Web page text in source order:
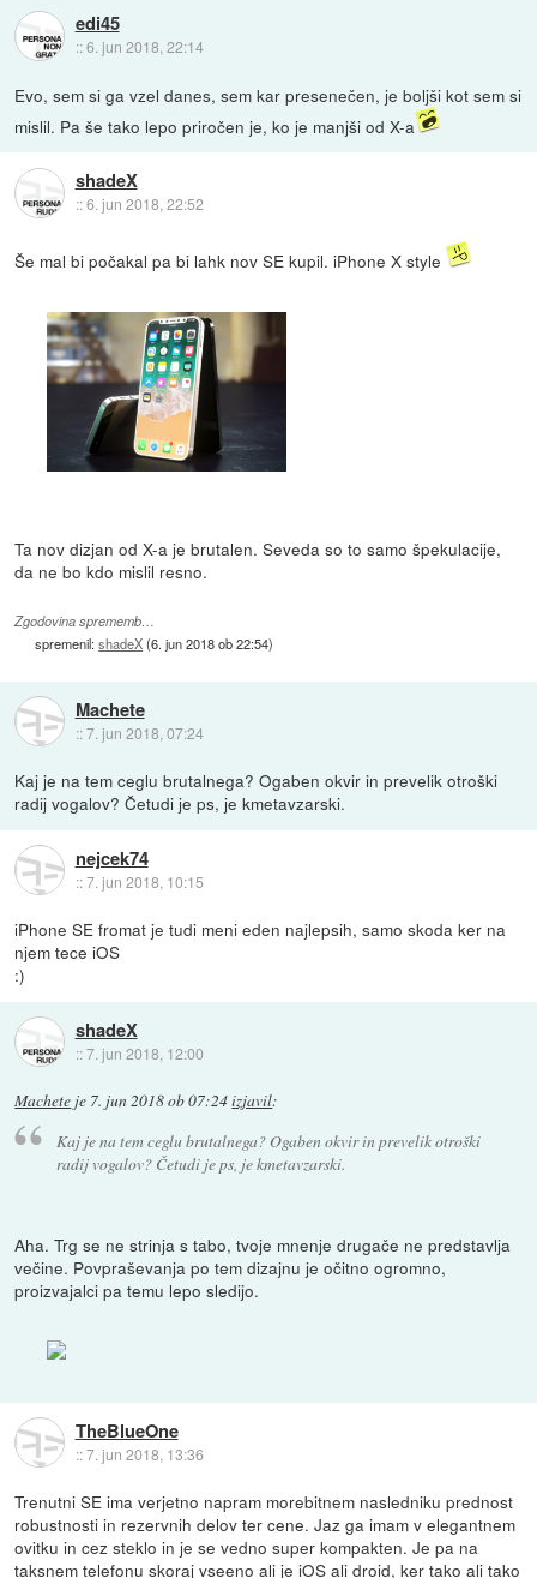
edi45
::6. jun 2018, 22:14
Evo, sem si ga vzel danes, sem kar presenečen, je boljši kot sem si
mislil. Pa še tako lepo priročen je, ko je manjši od X-a
shadeX
::6. jun 2018, 22:52
Še mal bi počakal pa bi lahk nov SE kupil. iPhone X style
Ta nov dizjan od X-a je brutalen. Seveda so to samo špekulacije,
da ne bo kdo mislil resno.
Zgodovina sprememb…
spremenil:shadeX(6. jun 2018 ob 22:54)
Machete
::7. jun 2018, 07:24
Kaj je na tem ceglu brutalnega? Ogaben okvir in prevelik otroški
radij vogalov? Četudi je ps, je kmetavzarski.
nejcek74
::7. jun 2018, 10:15
iPhone SE fromat je tudi meni eden najlepsih, samo skoda ker na
njem tece iOS
:)
shadeX
::7. jun 2018, 12:00
Machete je 7. jun 2018 ob 07:24izjavil:
Kaj je na tem ceglu brutalnega? Ogaben okvir in prevelik otroški
radij vogalov? Četudi je ps, je kmetavzarski.
Aha. Trg se ne strinja s tabo, tvoje mnenje drugače ne predstavlja
večine. Povpraševanja po tem dizajnu je očitno ogromno,
proizvajalci pa temu lepo sledijo.
TheBlueOne
::7. jun 2018, 13:36
Trenutni SE ima verjetno napram morebitnem nasledniku prednost
robustnosti in rezervnih delov ter cene. Jaz ga imam v elegantnem
ovitku in cez steklo in je se vedno super kompakten. Je pa na
taksnem telefonu skoraj vseeno ali je iOS ali droid, ker tako ali tako